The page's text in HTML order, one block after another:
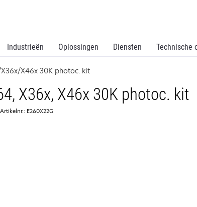
Industrieën Oplossingen Diensten Technische
X46x 30K photoc. kit
X36x, X46x 30K photoc. kit
Artikelnr.: E260X22G